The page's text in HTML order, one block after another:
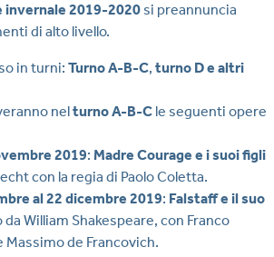
invernale 2019-2020 si preannuncia
di alto livello.
in turni: Turno A-B-C, turno D e altri
nelturno A-B-C le seguenti opere
2019: Madre Courage e i suoi figli
con la regia di Paolo Coletta.
al 22 dicembre 2019: Falstaff e il suo
William Shakespeare, con Franco
Massimo de Francovich.